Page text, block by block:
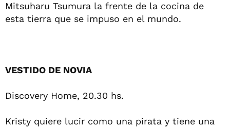
Mitsuharu Tsumura la frente de la cocina de
esta tierra que se impuso en el mundo.
VESTIDO DE NOVIA
Discovery Home, 20.30 hs.
Kristy quiere lucir como una pirata y tiene una